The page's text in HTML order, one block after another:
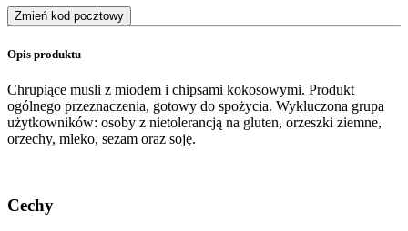
Zmień kod pocztowy
Opis produktu
Chrupiące musli z miodem i chipsami kokosowymi. Produkt
ogólnego przeznaczenia, gotowy do spożycia. Wykluczona grupa
użytkowników: osoby z nietolerancją na gluten, orzeszki ziemne,
orzechy, mleko, sezam oraz soję.
Cechy